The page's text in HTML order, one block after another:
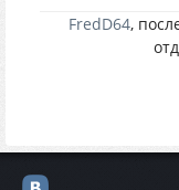
FredD64,